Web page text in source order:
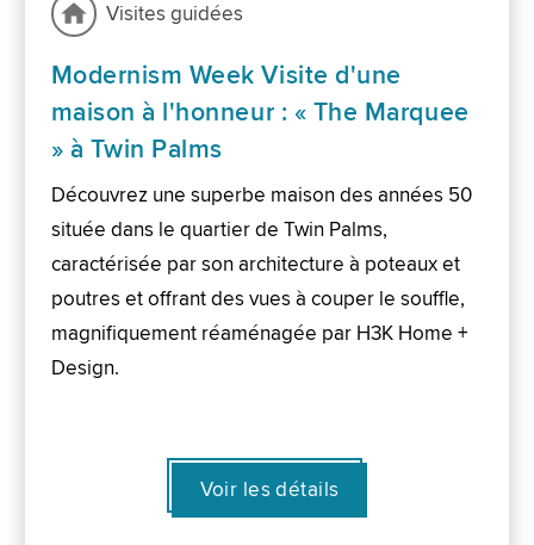
Visites guidées
Modernism Week Visite d'une
maison à l'honneur : « The Marquee
» à Twin Palms
Découvrez une superbe maison des années 50
située dans le quartier de Twin Palms,
caractérisée par son architecture à poteaux et
poutres et offrant des vues à couper le souffle,
magnifiquement réaménagée par H3K Home +
Design.
Voir les détails